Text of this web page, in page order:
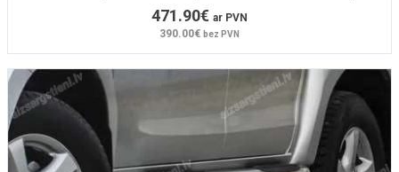
471.90€ ar PVN
390.00€ bez PVN